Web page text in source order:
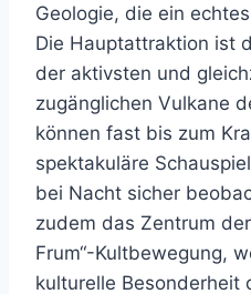
Geologie, die ein
Die Hauptattraktion ist
der aktivsten und
zugänglichen Vulkane
können fast bis zum
spektakuläre
bei Nacht sicher
zudem das Zentrum
Frum“-Kultbewegung,
kulturelle Besonderheit